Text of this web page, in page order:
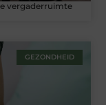
vergaderruimte
GEZONDHEID